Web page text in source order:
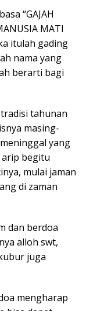
“GAJAH
MATI
itulah gading
nama yang
berarti bagi
tahunan
masing-
yang
begitu
mulai jaman
di zaman
dan berdoa
alloh swt,
juga
mengharap